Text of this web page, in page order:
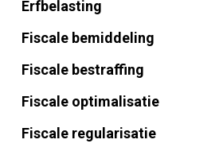
Erfbelasting
Fiscale bemiddeling
Fiscale bestraffing
Fiscale optimalisatie
Fiscale regularisatie